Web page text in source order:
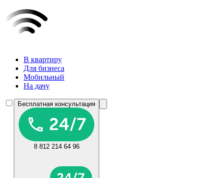
В квартиру
Для бизнеса
Мобильный
На дачу
Бесплатная консультация
8 812 214 64 96